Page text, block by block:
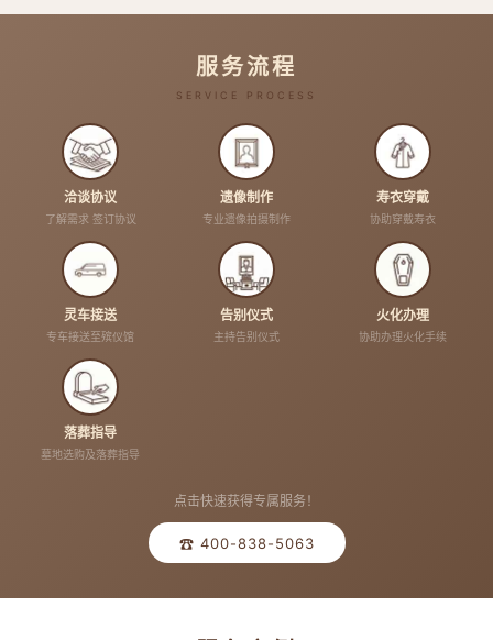
服务流程
SERVICE PROCESS
洽谈协议
了解需求 签订协议
遗像制作
专业遗像拍摄制作
寿衣穿戴
协助穿戴寿衣
灵车接送
专车接送至殡仪馆
告别仪式
主持告别仪式
火化办理
协助办理火化手续
落葬指导
墓地选购及落葬指导
点击快速获得专属服务！
☎ 400-838-5063